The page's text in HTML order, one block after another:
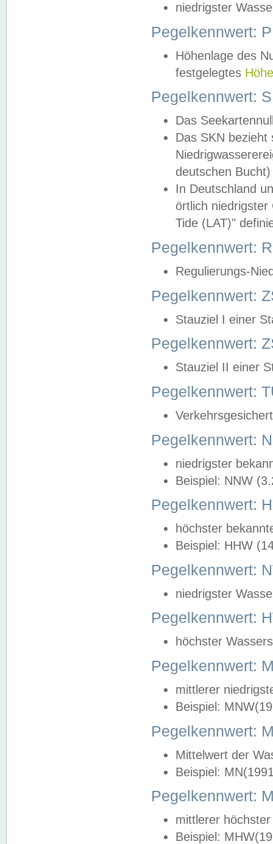
niedrigster
Pegelkennwert:
Höhenlage des
festgelegtes
Pegelkennwert:
Das
Das SKN
deutschen
In Deutschland
örtlich
Tide (LAT)"
Pegelkennwert:
Regulierungs-
Pegelkennwert:
Stauziel I einer
Pegelkennwert:
Stauziel II einer
Pegelkennwert:
Pegelkennwert:
niedrigster
Beispiel: NNW
Pegelkennwert:
höchster
Beispiel: HHW
Pegelkennwert:
niedrigster
Pegelkennwert:
höchster
Pegelkennwert:
mittlerer
Beispiel:
Pegelkennwert:
Mittelwert der
Beispiel:
Pegelkennwert:
mittlerer
Beispiel: